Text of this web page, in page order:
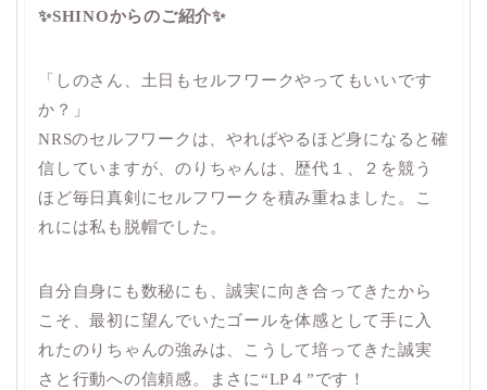
✨SHINOからのご紹介✨
「しのさん、土日もセルフワークやってもいいです
か？」
NRSのセルフワークは、やればやるほど身になると確
信していますが、のりちゃんは、歴代１、２を競う
ほど毎日真剣にセルフワークを積み重ねました。こ
れには私も脱帽でした。
自分自身にも数秘にも、誠実に向き合ってきたから
こそ、最初に望んでいたゴールを体感として手に入
れたのりちゃんの強みは、こうして培ってきた誠実
さと行動への信頼感。まさに“LP４”です！